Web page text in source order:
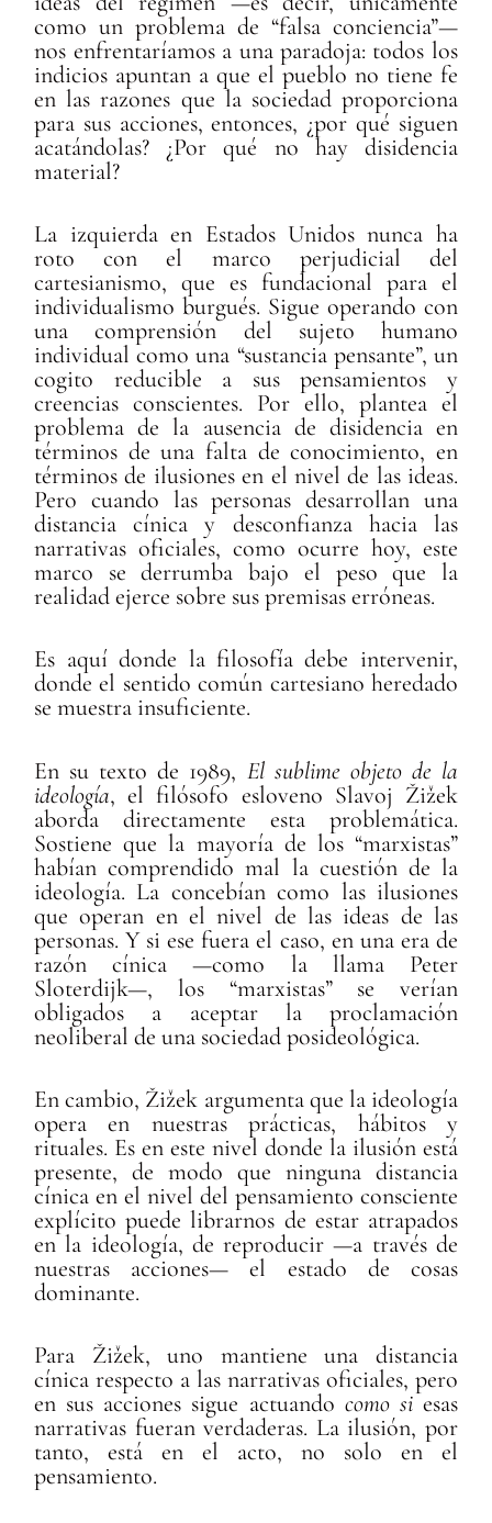
como un problema de “falsa conciencia”—
nos enfrentaríamos a una paradoja: todos los
indicios apuntan a que el pueblo no tiene fe
en las razones que la sociedad proporciona
para sus acciones, entonces, ¿por qué siguen
acatándolas? ¿Por qué no hay disidencia
material?
La izquierda en Estados Unidos nunca ha
roto con el marco perjudicial del
cartesianismo, que es fundacional para el
individualismo burgués. Sigue operando con
una comprensión del sujeto humano
individual como una “sustancia pensante”, un
cogito reducible a sus pensamientos y
creencias conscientes. Por ello, plantea el
problema de la ausencia de disidencia en
términos de una falta de conocimiento, en
términos de ilusiones en el nivel de las ideas.
Pero cuando las personas desarrollan una
distancia cínica y desconfianza hacia las
narrativas oficiales, como ocurre hoy, este
marco se derrumba bajo el peso que la
realidad ejerce sobre sus premisas erróneas.
Es aquí donde la filosofía debe intervenir,
donde el sentido común cartesiano heredado
se muestra insuficiente.
En su texto de 1989, El sublime objeto de la
ideología, el filósofo esloveno Slavoj Žižek
aborda directamente esta problemática.
Sostiene que la mayoría de los “marxistas”
habían comprendido mal la cuestión de la
ideología. La concebían como las ilusiones
que operan en el nivel de las ideas de las
personas. Y si ese fuera el caso, en una era de
razón cínica —como la llama Peter
Sloterdijk—, los “marxistas” se verían
obligados a aceptar la proclamación
neoliberal de una sociedad posideológica.
En cambio, Žižek argumenta que la ideología
opera en nuestras prácticas, hábitos y
rituales. Es en este nivel donde la ilusión está
presente, de modo que ninguna distancia
cínica en el nivel del pensamiento consciente
explícito puede librarnos de estar atrapados
en la ideología, de reproducir —a través de
nuestras acciones— el estado de cosas
dominante.
Para Žižek, uno mantiene una distancia
cínica respecto a las narrativas oficiales, pero
en sus acciones sigue actuando como siesas
narrativas fueran verdaderas. La ilusión, por
tanto, está en el acto, no solo en el
pensamiento.